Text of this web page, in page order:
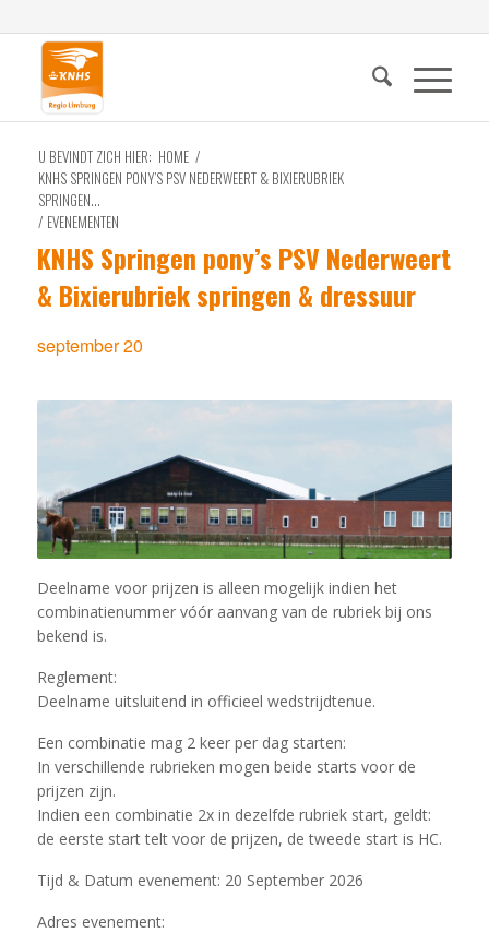
U BEVINDT ZICH HIER: HOME /
KNHS SPRINGEN PONY’S PSV NEDERWEERT & BIXIERUBRIEK
SPRINGEN...
/ EVENEMENTEN
KNHS Springen pony’s PSV Nederweert
& Bixierubriek springen & dressuur
september 20
Deelname voor prijzen is alleen mogelijk indien het
combinatienummer vóór aanvang van de rubriek bij ons
bekend is.
Reglement:
Deelname uitsluitend in officieel wedstrijdtenue.
Een combinatie mag 2 keer per dag starten:
In verschillende rubrieken mogen beide starts voor de
prijzen zijn.
Indien een combinatie 2x in dezelfde rubriek start, geldt:
de eerste start telt voor de prijzen, de tweede start is HC.
Tijd & Datum evenement: 20 September 2026
Adres evenement: